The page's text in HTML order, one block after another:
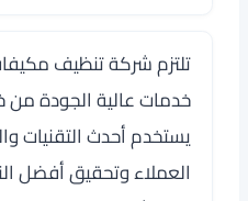
تلتزم شركة تنظيف
خدمات عالية الجودة
يستخدم أحدث التقنيات
العملاء وتحقيق أفضل